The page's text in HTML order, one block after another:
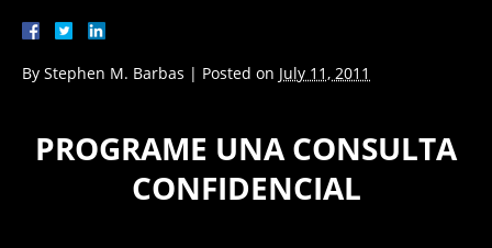
By Stephen M. Barbas | Posted on July 11, 2011
PROGRAME UNA CONSULTA
CONFIDENCIAL